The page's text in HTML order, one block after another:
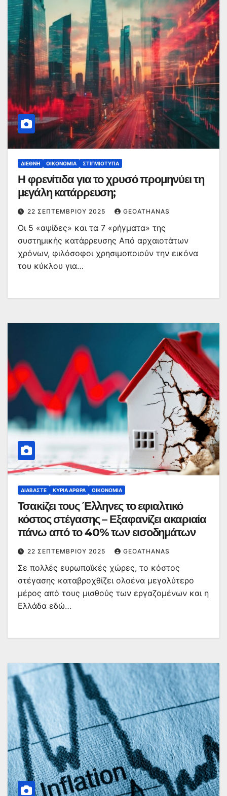
ΔΙΕΘΝΉ ΟΙΚΟΝΟΜΊΑ ΣΤΙΓΜΙΌΤΥΠΑ
Η φρενίτιδα για το χρυσό προμηνύει τη
μεγάλη κατάρρευση;
22 ΣΕΠΤΕΜΒΡΊΟΥ 2025 GEOATHANAS
Οι 5 «αψίδες» και τα 7 «ρήγματα» της
συστημικής κατάρρευσης Από αρχαιοτάτων
χρόνων, φιλόσοφοι χρησιμοποιούν την εικόνα
του κύκλου για…
ΔΙΑΒΆΣΤΕ ΚΥΡΙΑ ΑΡΘΡΑ ΟΙΚΟΝΟΜΊΑ
Τσακίζει τους Έλληνες το εφιαλτικό
κόστος στέγασης – Εξαφανίζει ακαριαία
πάνω από το 40% των εισοδημάτων
22 ΣΕΠΤΕΜΒΡΊΟΥ 2025 GEOATHANAS
Σε πολλές ευρωπαϊκές χώρες, το κόστος
στέγασης καταβροχθίζει ολοένα μεγαλύτερο
μέρος από τους μισθούς των εργαζομένων και η
Ελλάδα εδώ…